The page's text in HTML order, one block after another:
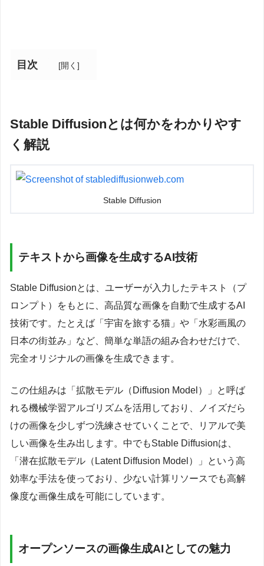
目次 [開く ]
Stable Diffusionとは何かをわかりやす
く解説
Stable Diffusion
テキストから画像を生成するAI技術
Stable Diffusionとは、ユーザーが入力したテキスト（プ
ロンプト）をもとに、高品質な画像を自動で生成するAI
技術です。たとえば「宇宙を旅する猫」や「水彩画風の
日本の街並み」など、簡単な単語の組み合わせだけで、
完全オリジナルの画像を生成できます。
この仕組みは「拡散モデル（Diffusion Model）」と呼ば
れる機械学習アルゴリズムを活用しており、ノイズだら
けの画像を少しずつ洗練させていくことで、リアルで美
しい画像を生み出します。中でもStable Diffusionは、
「潜在拡散モデル（Latent Diffusion Model）」という高
効率な手法を使っており、少ない計算リソースでも高解
像度な画像生成を可能にしています。
オープンソースの画像生成AIとしての魅力